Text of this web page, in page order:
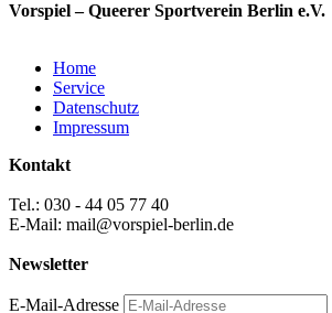
Vorspiel – Queerer Sportverein Berlin e.V.
Home
Service
Datenschutz
Impressum
Kontakt
Tel.: 030 - 44 05 77 40
E-Mail: mail@vorspiel-berlin.de
Newsletter
E-Mail-Adresse